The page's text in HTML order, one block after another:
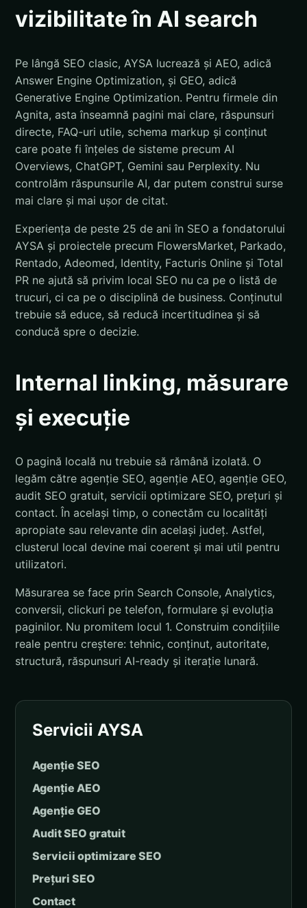
vizibilitate în AI search
Pe lângă SEO clasic, AYSA lucrează și AEO, adică
Answer Engine Optimization, și GEO, adică
Generative Engine Optimization. Pentru firmele din
Agnita, asta înseamnă pagini mai clare, răspunsuri
directe, FAQ-uri utile, schema markup și conținut
care poate fi înțeles de sisteme precum AI
Overviews, ChatGPT, Gemini sau Perplexity. Nu
controlăm răspunsurile AI, dar putem construi surse
mai clare și mai ușor de citat.
Experiența de peste 25 de ani în SEO a fondatorului
AYSA și proiectele precum FlowersMarket, Parkado,
Rentado, Adeomed, Identity, Facturis Online și Total
PR ne ajută să privim local SEO nu ca pe o listă de
trucuri, ci ca pe o disciplină de business. Conținutul
trebuie să educe, să reducă incertitudinea și să
conducă spre o decizie.
Internal linking, măsurare
și execuție
O pagină locală nu trebuie să rămână izolată. O
legăm către agenție SEO, agenție AEO, agenție GEO,
audit SEO gratuit, servicii optimizare SEO, prețuri și
contact. În același timp, o conectăm cu localități
apropiate sau relevante din același județ. Astfel,
clusterul local devine mai coerent și mai util pentru
utilizatori.
Măsurarea se face prin Search Console, Analytics,
conversii, clickuri pe telefon, formulare și evoluția
paginilor. Nu promitem locul 1. Construim condițiile
reale pentru creștere: tehnic, conținut, autoritate,
structură, răspunsuri AI-ready și iterație lunară.
Servicii AYSA
Agenție SEO
Agenție AEO
Agenție GEO
Audit SEO gratuit
Servicii optimizare SEO
Prețuri SEO
Contact